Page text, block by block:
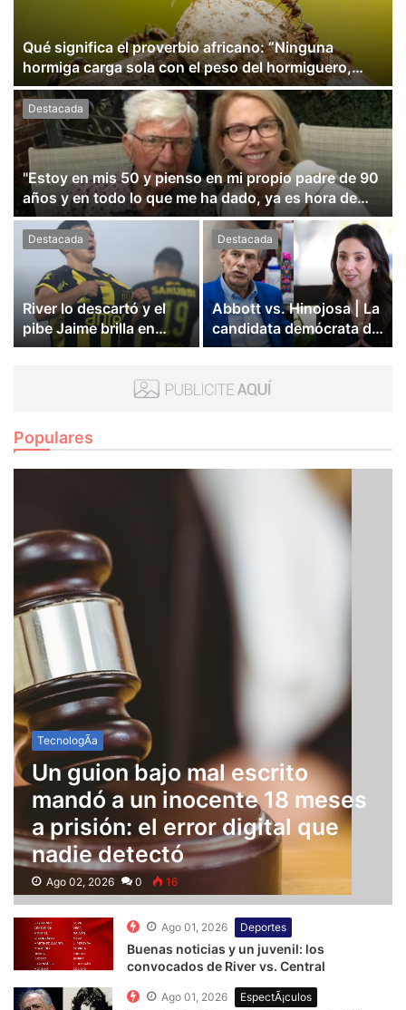
Qué significa el proverbio africano: “Ninguna
hormiga carga sola con el peso del hormiguero,
sino que cada una carga diez veces su propio peso”
Destacada
"Estoy en mis 50 y pienso en mi propio padre de 90
años y en todo lo que me ha dado, ya es hora de
que le dé las gracias"
Destacada
River lo descartó y el
pibe Jaime brilla en
Peñarol de Montevideo:
Destacada
Abbott vs. Hinojosa | La
candidata demócrata de
Texas propone entregar
hogar: de dónde
Populares
TecnologÃ­a
Un guion bajo mal escrito
mandó a un inocente 18 meses
a prisión: el error digital que
nadie detectó
Ago 02, 2026 0 16
Ago 01, 2026 Deportes
Buenas noticias y un juvenil: los
convocados de River vs. Central
Ago 01, 2026 EspectÃ¡culos